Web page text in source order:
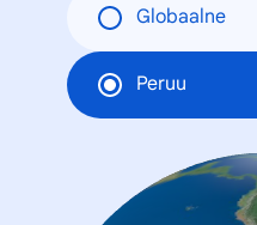
Globaalne
Peruu